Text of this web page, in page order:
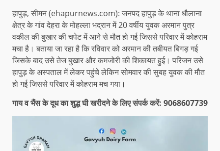
हापुड़, सीमन (ehapurnews.com): जनपद हापुड़ के थाना धौलाना
क्षेत्र के गांव देहरा के मोहल्ला भद्रान में 20 वर्षीय युवक अरमान पुत्र
वकील की बुखार की चपेट में आने से मौत हो गई जिससे परिवार में कोहराम
मचा है। बताया जा रहा है कि रविवार को अरमान की तबीयत बिगड़ गई
जिसके बाद उसे तेज बुखार और कमजोरी की शिकायत हुई। परिजन उसे
हापुड़ के अस्पताल में लेकर पहुंचे लेकिन सोमवार की सुबह युवक की मौत
हो गई जिससे परिवार में कोहराम मच गया।
गाय व भैंस के दूध का शुद्ध घी खरीदने के लिए संपर्क करें: 9068607739